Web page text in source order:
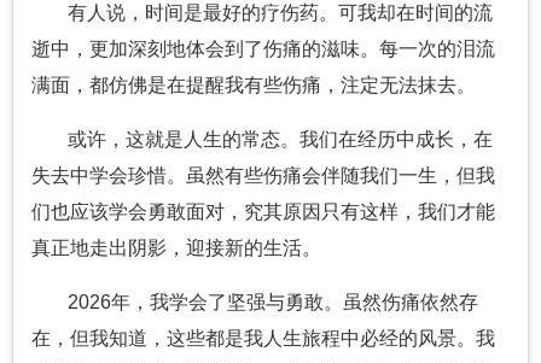
有人说，时间是最好的疗伤药。可我却在时间的流
逝中，更加深刻地体会到了伤痛的滋味。每一次的泪流
满面，都仿佛是在提醒我有些伤痛，注定无法抹去。
或许，这就是人生的常态。我们在经历中成长，在
失去中学会珍惜。虽然有些伤痛会伴随我们一生，但我
们也应该学会勇敢面对，究其原因只有这样，我们才能
真正地走出阴影，迎接新的生活。
2026年，我学会了坚强与勇敢。虽然伤痛依然存
在，但我知道，这些都是我人生旅程中必经的风景。我